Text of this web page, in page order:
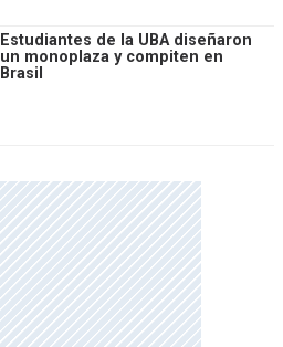
Estudiantes de la UBA diseñaron
un monoplaza y compiten en
Brasil